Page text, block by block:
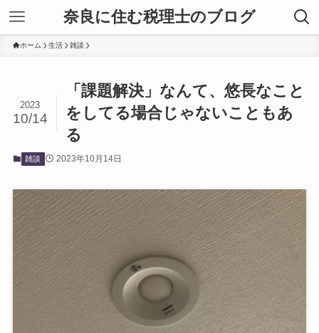
奈良に住む税理士のブログ
ホーム 生活 雑談
「課題解決」なんて、悠長なこと
をしてる場合じゃないこともあ
る
2023
10/14
雑談 2023年10月14日